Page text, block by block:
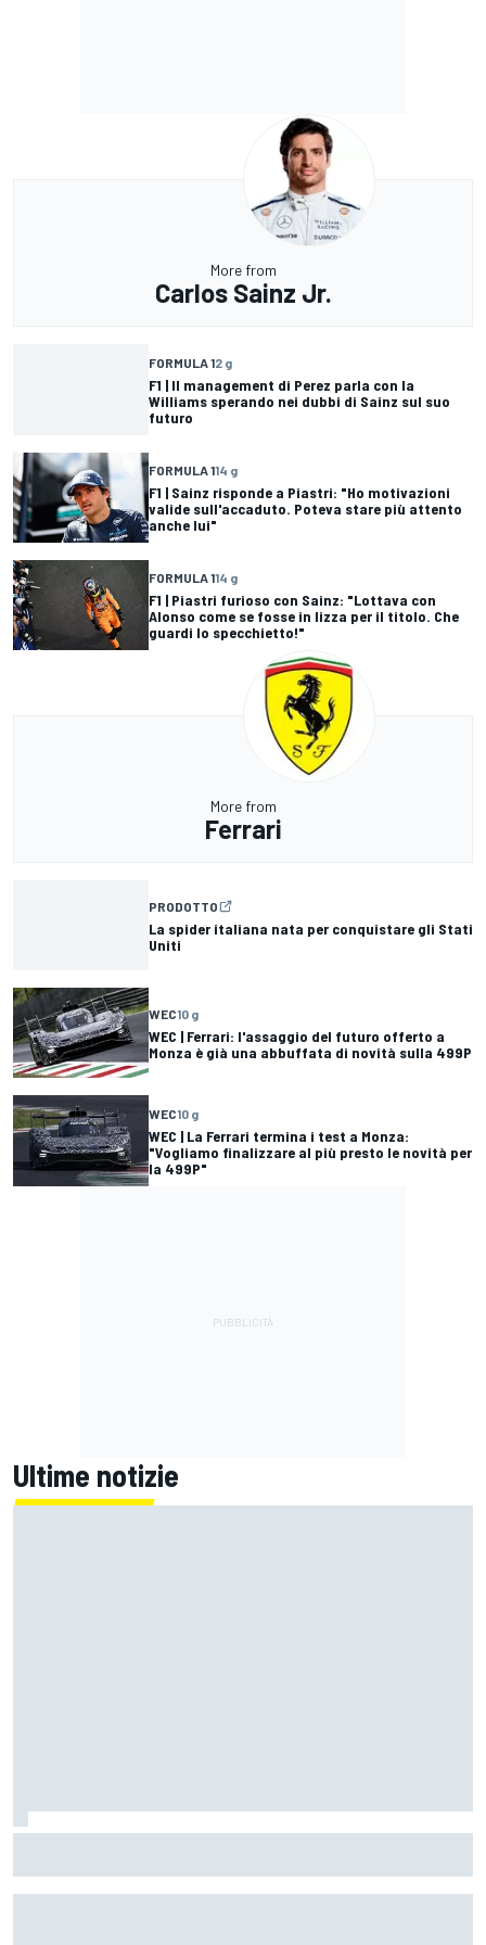
More from
Carlos Sainz Jr.
FORMULA 12 g
F1 | Il management di Perez parla con la
Williams sperando nei dubbi di Sainz sul suo
futuro
FORMULA 114 g
F1 | Sainz risponde a Piastri: "Ho motivazioni
valide sull'accaduto. Poteva stare più attento
anche lui"
FORMULA 114 g
F1 | Piastri furioso con Sainz: "Lottava con
Alonso come se fosse in lizza per il titolo. Che
guardi lo specchietto!"
More from
Ferrari
PRODOTTO
La spider italiana nata per conquistare gli Stati
Uniti
WEC10 g
WEC | Ferrari: l'assaggio del futuro offerto a
Monza è già una abbuffata di novità sulla 499P
WEC10 g
WEC | La Ferrari termina i test a Monza:
"Vogliamo finalizzare al più presto le novità per
la 499P"
Ultime notizie